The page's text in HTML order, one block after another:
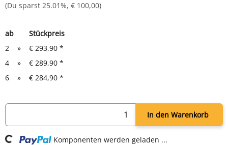
(Du sparst 25.01%, € 100,00)
ab
Stückpreis
2
» € 293,90 *
4
» € 289,90 *
6
» € 284,90 *
In den Warenkorb
Loading... Komponenten werden geladen ...